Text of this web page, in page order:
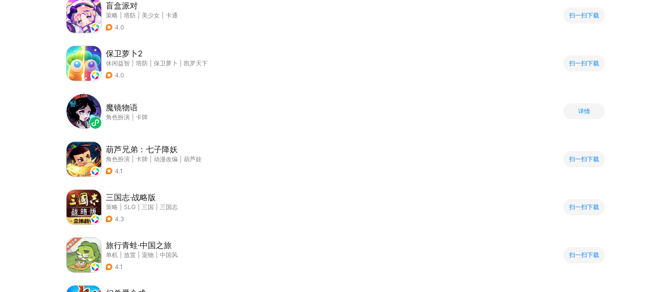
盲盒派对
策略 塔防 美少女
卡通
4.0
扫一扫下载
保卫萝卜2
休闲益智 塔防 保卫萝卜
凯罗天下
4.0
扫一扫下载
魔镜物语
角色扮演 卡牌
详情
葫芦兄弟：七子降妖
角色扮演 卡牌 动漫改编
葫芦娃
4.1
扫一扫下载
三国志·战略版
策略 SLG 三国
三国志
4.3
扫一扫下载
旅行青蛙·中国之旅
单机 放置 宠物
中国风
4.1
扫一扫下载